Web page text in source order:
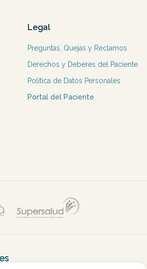
Legal
Preguntas, Quejas y Reclamos
Derechos y Deberes del Paciente
Política de Datos Personales
Portal del Paciente